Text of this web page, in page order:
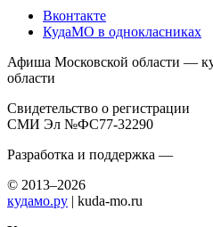
Вконтакте
КудаМО в однокласниках
Афиша Московской области —
области
Свидетельство о регистрации
СМИ Эл №ФС77-32290
Разработка и поддержка —
© 2013–2026
кудамо.ру | kuda-mo.ru